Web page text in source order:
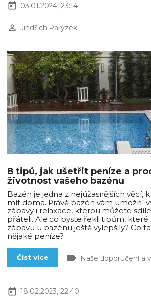
today 03.01.2024, 23:14
perm_identity Jindřich Parýzek
8 tipů, jak ušetřit peníze a
životnost vašeho bazénu
Bazén je jedna z nejúžasnějších věcí,
mít doma. Právě bazén vám umožní
zábavy i relaxace, kterou můžete
přáteli. Ale co byste řekli tipům, které
zábavu u bazénu ještě vylepšily? Co
nějaké peníze?
Číst více label Naše doporučení a
today 18.02.2023, 22:40